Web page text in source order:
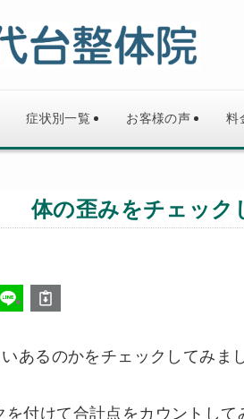
症状別一覧 お客様の声 料
体の歪みをチェック
あるのかをチェックしてみま
付けて合計点をカウントして